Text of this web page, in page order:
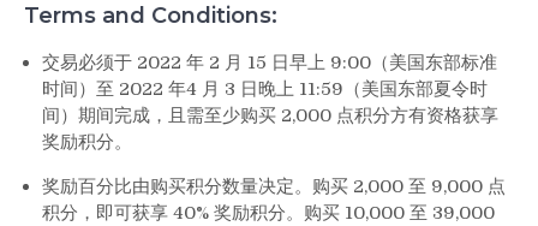
Terms and Conditions:
交易必须于 2022 年 2 月 15 日早上 9:00（美国东部标准
时间）至 2022 年4 月 3 日晚上 11:59（美国东部夏令时
间）期间完成，且需至少购买 2,000 点积分方有资格获享
奖励积分。
奖励百分比由购买积分数量决定。购买 2,000 至 9,000 点
积分，即可获享 40% 奖励积分。购买 10,000 至 39,000